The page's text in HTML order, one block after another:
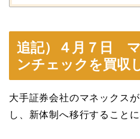
追記）４月７日
ンチェックを買収
大手証券会社のマネックス
し、新体制へ移行することに